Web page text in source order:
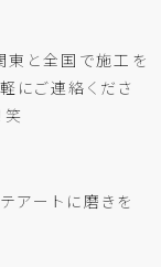
東と全国で施工を
にご連絡くださ
笑
アートに磨きを